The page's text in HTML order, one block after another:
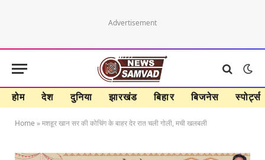
Advertisement
होम देश दुनिया झारखंड बिहार बिजनेस स्पोर्ट्स
Home »मशहूर खान सर की कोचिंग के बाहर देर रात चली गोली, मची खलबली